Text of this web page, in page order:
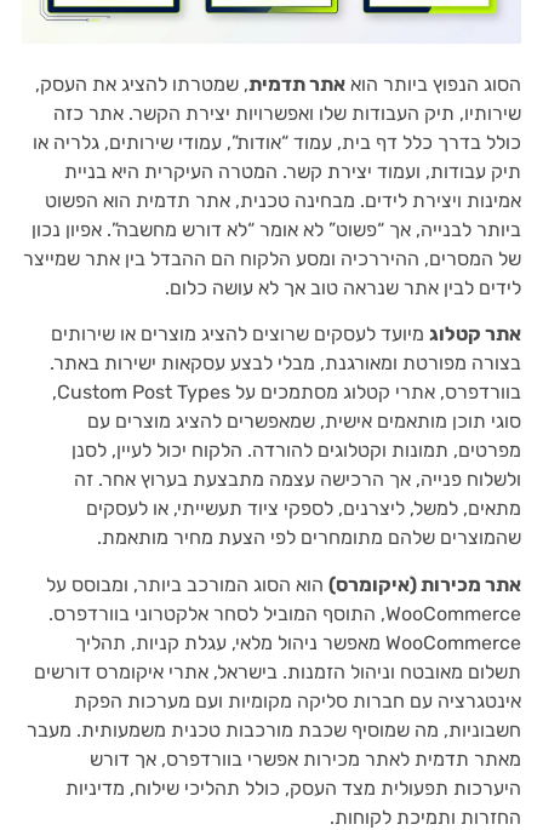
הסוג הנפוץ ביותר הוא אתר תדמית, שמטרתו להציג את העסק,
שירותיו, תיק העבודות שלו ואפשרויות יצירת הקשר. אתר כזה
כולל בדרך כלל דף בית, עמוד “אודות”, עמודי שירותים, גלריה או
תיק עבודות, ועמוד יצירת קשר. המטרה העיקרית היא בניית
אמינות ויצירת לידים. מבחינה טכנית, אתר תדמית הוא הפשוט
ביותר לבנייה, אך “פשוט” לא אומר “לא דורש מחשבה”. אפיון נכון
של המסרים, ההיררכיה ומסע הלקוח הם ההבדל בין אתר שמייצר
לידים לבין אתר שנראה טוב אך לא עושה כלום.
אתר קטלוג מיועד לעסקים שרוצים להציג מוצרים או שירותים
בצורה מפורטת ומאורגנת, מבלי לבצע עסקאות ישירות באתר.
בוורדפרס, אתרי קטלוג מסתמכים על Custom Post Types,
סוגי תוכן מותאמים אישית, שמאפשרים להציג מוצרים עם
מפרטים, תמונות וקטלוגים להורדה. הלקוח יכול לעיין, לסנן
ולשלוח פנייה, אך הרכישה עצמה מתבצעת בערוץ אחר. זה
מתאים, למשל, ליצרנים, לספקי ציוד תעשייתי, או לעסקים
שהמוצרים שלהם מתומחרים לפי הצעת מחיר מותאמת.
אתר מכירות (איקומרס) הוא הסוג המורכב ביותר, ומבוסס על
WooCommerce, התוסף המוביל לסחר אלקטרוני בוורדפרס.
WooCommerce מאפשר ניהול מלאי, עגלת קניות, תהליך
תשלום מאובטח וניהול הזמנות. בישראל, אתרי איקומרס דורשים
אינטגרציה עם חברות סליקה מקומיות ועם מערכות הפקת
חשבוניות, מה שמוסיף שכבת מורכבות טכנית משמעותית. מעבר
מאתר תדמית לאתר מכירות אפשרי בוורדפרס, אך דורש
היערכות תפעולית מצד העסק, כולל תהליכי שילוח, מדיניות
החזרות ותמיכת לקוחות.